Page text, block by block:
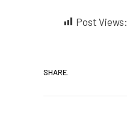
Post Views:
SHARE.